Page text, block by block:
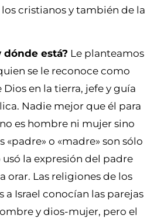
cristianos y también de la
dónde está? Le planteamos
se le reconoce como
en la tierra, jefe y guía
Nadie mejor que él para
es hombre ni mujer sino
«padre» o «madre» son sólo
la expresión del padre
orar. Las religiones de los
a Israel conocían las parejas
y dios-mujer, pero el